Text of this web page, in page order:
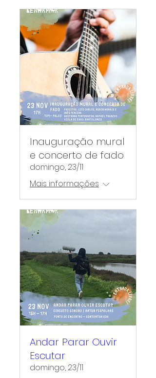
Inauguração mural
e concerto de fado
domingo, 23/11
Mais informações
Andar Parar Ouvir
Escutar
domingo, 23/11